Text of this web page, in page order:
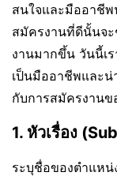
สนใจและมืออาชีพ
สมัครงานที่ดีนั้นจ
งานมากขึ้น วันนี้เ
เป็นมืออาชีพและน่
กับการสมัครงานข
1. หัวเรื่อง
ระบุชื่อของตำแห